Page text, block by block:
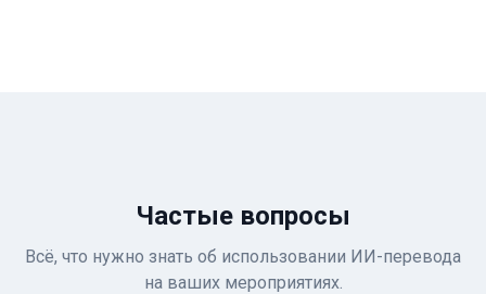
Частые вопросы
Всё, что нужно знать об использовании ИИ-перевода
на ваших мероприятиях.